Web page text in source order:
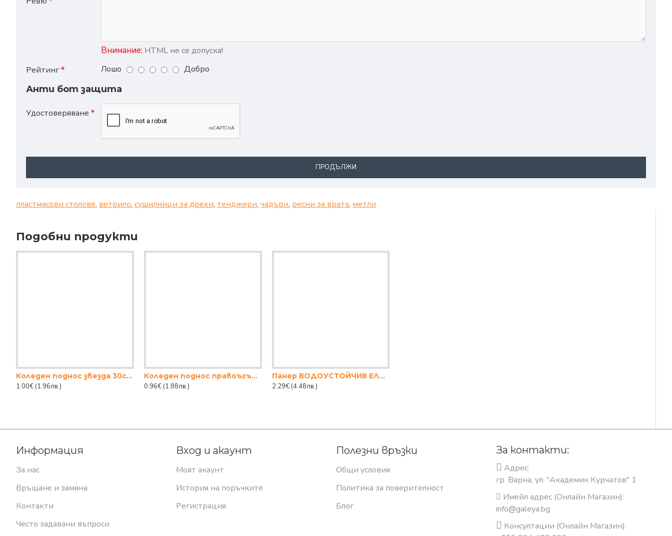
Внимание: HTML не се допуска!
Рейтинг
Лошо
Добро
Анти бот защита
Удостоверяване
ПРОДЪЛЖИ
пластмасови столове, ветрило, сушилници за дрехи, тенджери, чадъри, ресни за врата, метли
Подобни продукти
Коледен поднос звезда 30см. ПВЦ
1.00€ (1.96лв.)
Коледен поднос правоъгълен 33/22см. ПВЦ
0.96€ (1.88лв.)
Панер ВОДОУСТОЙЧИВ ЕЛИПСА КАФЯВ(21*16*7)
2.29€ (4.48лв.)
Информация
За нас
Връщане и замяна
Контакти
Често задавани въпроси
Вход и акаунт
Моят акаунт
История на поръчките
Регистрация
Полезни връзки
Общи условия
Политика за поверителност
Блог
За контакти:
Адрес:
гр. Варна, ул. "Академик Курчатов" 1
Имейл адрес (Онлайн Магазин):
info@galeya.bg
Консултации (Онлайн Магазин):